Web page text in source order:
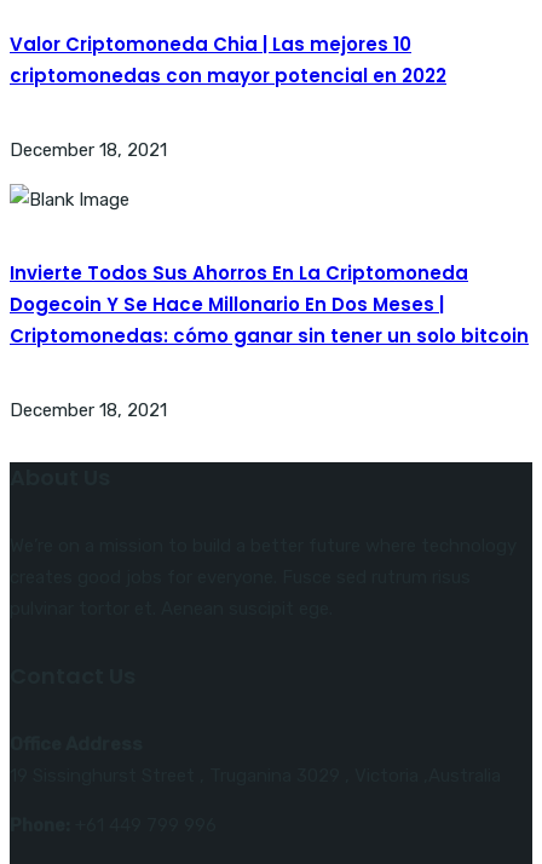
Valor Criptomoneda Chia | Las mejores 10
criptomonedas con mayor potencial en 2022
December 18, 2021
Invierte Todos Sus Ahorros En La Criptomoneda
Dogecoin Y Se Hace Millonario En Dos Meses |
Criptomonedas: cómo ganar sin tener un solo bitcoin
December 18, 2021